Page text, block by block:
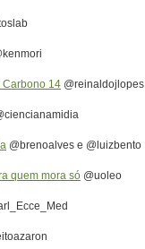
Carbono 14 @reinaldojlopes
@brenoalves e @luizbento
quem mora só @uoleo